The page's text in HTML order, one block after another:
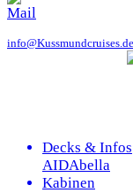
info@Kussmundcruises.de
Decks & Infos
AIDAbella
Kabinen